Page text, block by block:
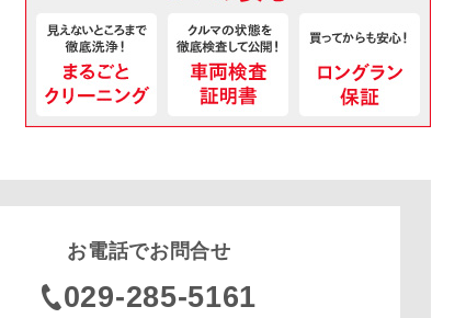
お電話でお問合せ
029-285-5161